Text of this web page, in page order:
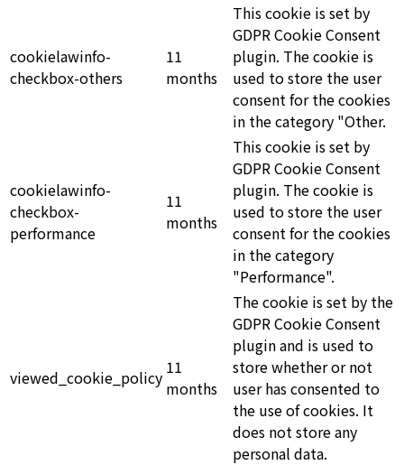
cookielawinfo-
checkbox-others
11
months
This cookie is set by
GDPR Cookie Consent
plugin. The cookie is
used to store the user
consent for the cookies
in the category "Other.
cookielawinfo-
checkbox-
performance
11
months
This cookie is set by
GDPR Cookie Consent
plugin. The cookie is
used to store the user
consent for the cookies
in the category
"Performance".
viewed_cookie_policy 11
months
The cookie is set by the
GDPR Cookie Consent
plugin and is used to
store whether or not
user has consented to
the use of cookies. It
does not store any
personal data.